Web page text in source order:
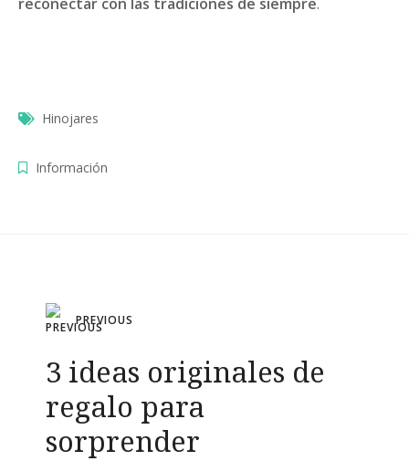
Hinojares
Información
Navegación
de
entradas
PREVIOUS
3 ideas originales de
regalo para
sorprender